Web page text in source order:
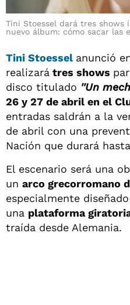
Tini Stoessel dará tres shows
nuevo álbum: cómo sacar las
Tini Stoessel anunció
realizará tres shows
disco titulado ''Un
26 y 27 de abril en el
entradas saldrán a la
de abril con una
Nación que durará
El escenario será una
un arco grecorromano
especialmente
una plataforma
traída desde Alemania.